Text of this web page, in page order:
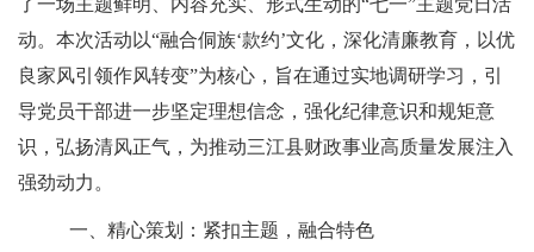
了一场主题鲜明、内容充实、形式生动的“七一”主题党日活
动。本次活动以“融合侗族‘款约’文化，深化清廉教育，以优
良家风引领作风转变”为核心，旨在通过实地调研学习，引
导党员干部进一步坚定理想信念，强化纪律意识和规矩意
识，弘扬清风正气，为推动三江县财政事业高质量发展注入
强劲动力。
一、 精心策划：紧扣主题，融合特色